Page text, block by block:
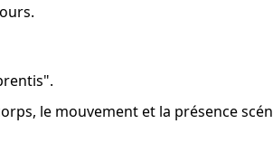
le mouvement et la présence